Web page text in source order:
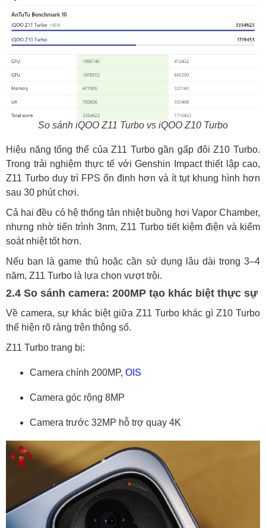
So sánh iQOO Z11 Turbo vs iQOO Z10 Turbo
Hiệu năng tổng thể của Z11 Turbo gần gấp đôi Z10 Turbo.
Trong trải nghiệm thực tế với Genshin Impact thiết lập cao,
Z11 Turbo duy trì FPS ổn định hơn và ít tụt khung hình hơn
sau 30 phút chơi.
Cả hai đều có hệ thống tản nhiệt buồng hơi Vapor Chamber,
nhưng nhờ tiến trình 3nm, Z11 Turbo tiết kiệm điện và kiểm
soát nhiệt tốt hơn.
Nếu bạn là game thủ hoặc cần sử dụng lâu dài trong 3–4
năm, Z11 Turbo là lựa chọn vượt trội.
2.4 So sánh camera: 200MP tạo khác biệt thực sự
Về camera, sự khác biệt giữa Z11 Turbo khác gì Z10 Turbo
thể hiện rõ ràng trên thông số.
Z11 Turbo trang bị:
Camera chính 200MP, OIS
Camera góc rộng 8MP
Camera trước 32MP hỗ trợ quay 4K